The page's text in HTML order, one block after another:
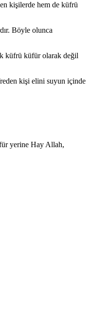
kişilerde hem de küfrü
Böyle olunca
küfrü küfür olarak değil
kişi elini suyun içinde
yerine Hay Allah,